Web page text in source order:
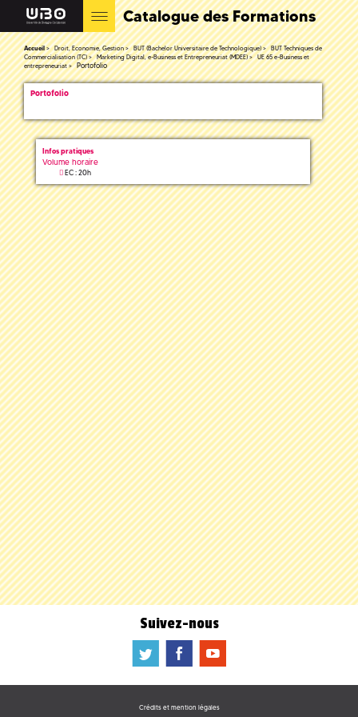
Catalogue des Formations
Accueil Droit, Economie, Gestion BUT (Bachelor Universitaire de Technologique)
BUT Techniques de
Commercialisation (TC)
Marketing Digital, e-Business et Entrepreneuriat (MDEE)
UE 65 e-Business et
entrepreneuriat
Portofolio
Portofolio
Infos pratiques
Volume horaire
EC : 20h
Suivez-nous
a b f
Crédits et mention légales